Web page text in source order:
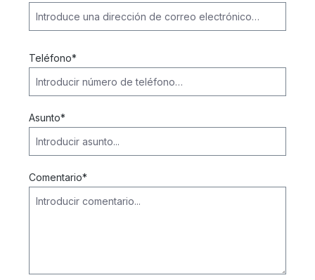
Teléfono*
Asunto*
Comentario*